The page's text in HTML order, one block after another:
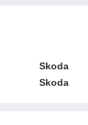
Skoda
Skoda